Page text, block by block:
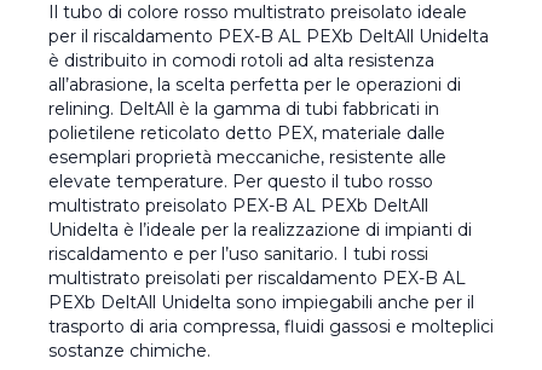
Il tubo di colore rosso multistrato preisolato ideale
per il riscaldamento PEX-B AL PEXb DeltAll Unidelta
è distribuito in comodi rotoli ad alta resistenza
all’abrasione, la scelta perfetta per le operazioni di
relining. DeltAll è la gamma di tubi fabbricati in
polietilene reticolato detto PEX, materiale dalle
esemplari proprietà meccaniche, resistente alle
elevate temperature. Per questo il tubo rosso
multistrato preisolato PEX-B AL PEXb DeltAll
Unidelta è l’ideale per la realizzazione di impianti di
riscaldamento e per l’uso sanitario. I tubi rossi
multistrato preisolati per riscaldamento PEX-B AL
PEXb DeltAll Unidelta sono impiegabili anche per il
trasporto di aria compressa, fluidi gassosi e molteplici
sostanze chimiche.